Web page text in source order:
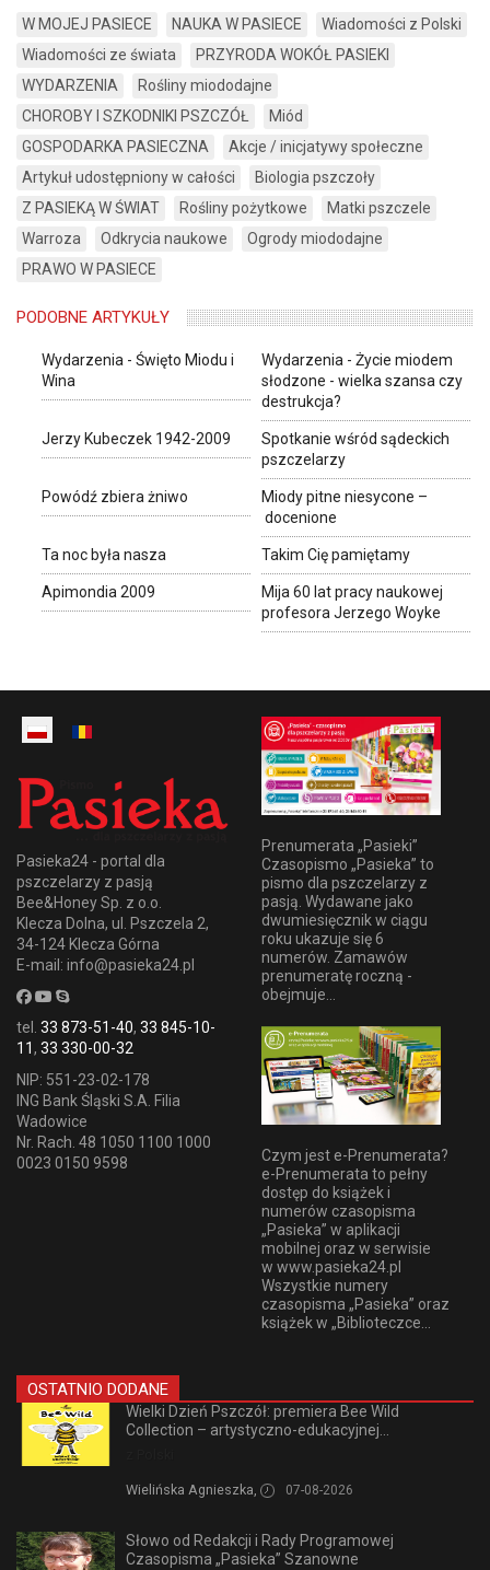
W MOJEJ PASIECE NAUKA W PASIECE
Wiadomości z Polski
Wiadomości ze świata
PRZYRODA WOKÓŁ PASIEKI
WYDARZENIA
Rośliny miododajne
CHOROBY I SZKODNIKI PSZCZÓŁ
Miód
GOSPODARKA PASIECZNA
Akcje / inicjatywy społeczne
Artykuł udostępniony w całości
Biologia pszczoły
Z PASIEKĄ W ŚWIAT
Rośliny pożytkowe
Matki pszczele
Warroza
Odkrycia naukowe
Ogrody miododajne
PRAWO W PASIECE
PODOBNE ARTYKUŁY
Wydarzenia - Święto Miodu i
Wina
Wydarzenia - Życie miodem
słodzone - wielka szansa czy
destrukcja?
Jerzy Kubeczek 1942-2009
Spotkanie wśród sądeckich
pszczelarzy
Powódź zbiera żniwo
Miody pitne niesycone –
docenione
Ta noc była nasza Takim Cię pamiętamy
Apimondia 2009
Mija 60 lat pracy naukowej
profesora Jerzego Woyke
Pasieka24 - portal dla
pszczelarzy z pasją
Bee&Honey Sp. z o.o.
Klecza Dolna, ul. Pszczela 2,
34-124 Klecza Górna
E-mail: info@pasieka24.pl
tel. 33 873-51-40, 33 845-10-
11, 33 330-00-32
NIP: 551-23-02-178
ING Bank Śląski S.A. Filia
Wadowice
Nr. Rach. 48 1050 1100 1000
0023 0150 9598
Prenumerata „Pasieki”
Czasopismo „Pasieka” to
pismo dla pszczelarzy z
pasją. Wydawane jako
dwumiesięcznik w ciągu
roku ukazuje się 6
numerów. Zamawów
prenumeratę roczną -
obejmuje...
Czym jest e-Prenumerata?
e-Prenumerata to pełny
dostęp do książek i
numerów czasopisma
„Pasieka” w aplikacji
mobilnej oraz w serwisie
w www.pasieka24.pl
Wszystkie numery
czasopisma „Pasieka” oraz
książek w „Biblioteczce...
OSTATNIO DODANE
Wielki Dzień Pszczół: premiera Bee Wild
Collection – artystyczno-edukacyjnej...
Wielińska Agnieszka, 07-08-2026
Słowo od Redakcji i Rady Programowej
Czasopisma „Pasieka” Szanowne